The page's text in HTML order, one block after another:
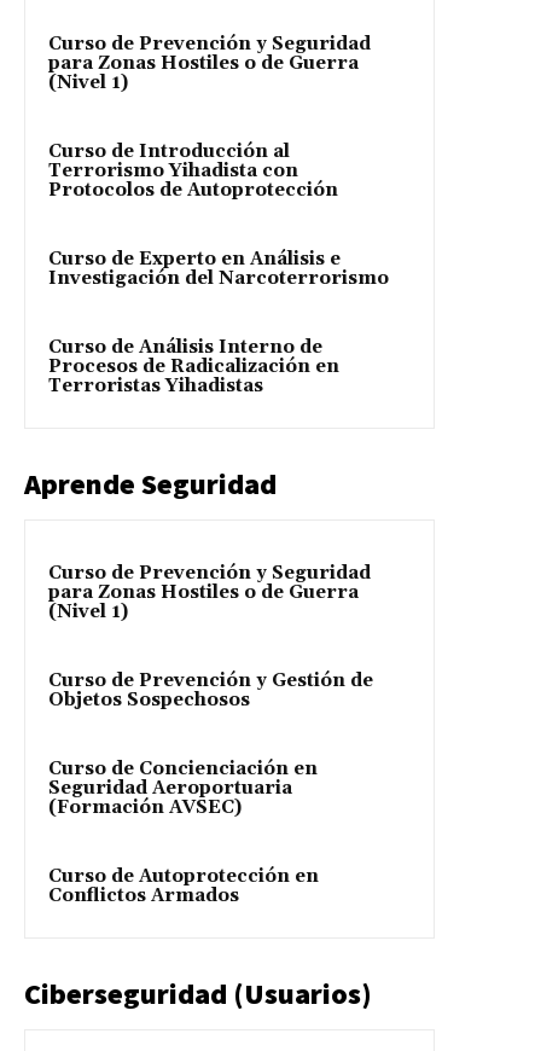
Curso de Prevención y Seguridad
para Zonas Hostiles o de Guerra
(Nivel 1)
Curso de Introducción al
Terrorismo Yihadista con
Protocolos de Autoprotección
Curso de Experto en Análisis e
Investigación del Narcoterrorismo
Curso de Análisis Interno de
Procesos de Radicalización en
Terroristas Yihadistas
Aprende Seguridad
Curso de Prevención y Seguridad
para Zonas Hostiles o de Guerra
(Nivel 1)
Curso de Prevención y Gestión de
Objetos Sospechosos
Curso de Concienciación en
Seguridad Aeroportuaria
(Formación AVSEC)
Curso de Autoprotección en
Conflictos Armados
Ciberseguridad (Usuarios)